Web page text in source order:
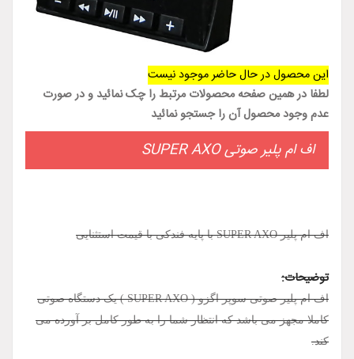
این محصول در حال حاضر موجود نیست
لطفا در همین صفحه محصولات مرتبط را چک نمائید و در صورت
عدم وجود محصول آن را جستجو نمائید
اف ام پلیر صوتی SUPER AXO
اف ام پلیر SUPER AXO با پایه فندکی با قیمت استثنایی
توضیحات:
اف ام پلیر صوتی سوپر اگزو ( SUPER AXO ) یک دستگاه صوتی
کاملا مجهز می باشد که انتظار شما را به طور کامل بر آورده می
کند.